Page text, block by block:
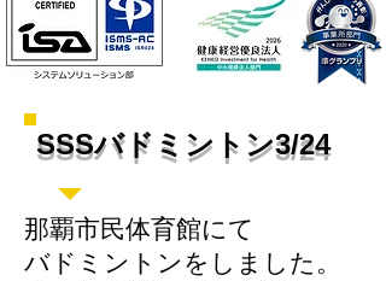
SSSバドミントン3/24
那覇市民体育館にて
​バドミントンをしました。